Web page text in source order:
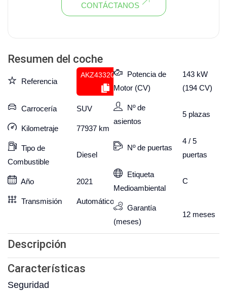
Resumen del coche
Referencia
AKZ433207366
Carrocería SUV
Kilometraje 77937 km
Tipo de
Combustible
Diesel
Año 2021
Transmisión Automático
Potencia de
Motor (CV)
143 kW
(194 CV)
Nº de
asientos
5 plazas
Nº de puertas
4 / 5
puertas
Etiqueta
Medioambiental
C
Garantía
(meses)
12 meses
Descripción
Características
Seguridad
CONTÁCTANOS